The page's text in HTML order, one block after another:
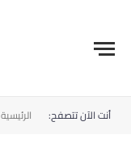
أنت الآن تتصفح: الرئيسية